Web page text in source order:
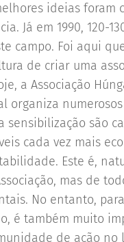
ideias foram
Já em 1990, 120-
campo. Foi aqui
de criar uma
a Associação
organiza
sensibilização são
cada vez mais
Este é,
mas de
No entanto,
é também muito
de ação no